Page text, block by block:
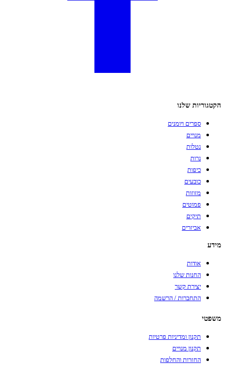
הקטגוריות שלנו
ספרים ויומנים
מנויים
נטלות
נרות
כיפות
כובעים
מזוזות
פמוטים
תיקים
אביזרים
מידע
אודות
החנות שלנו
יצירת קשר
התחברות / הרשמה
משפטי
תקנון ומדיניות פרטיות
תקנון מנויים
החזרות והחלפות